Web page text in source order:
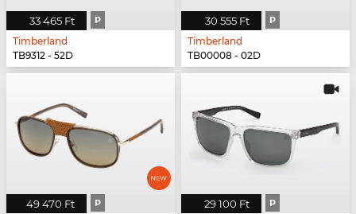
33 465 Ft P
Timberland
TB9312 - 52D
30 555 Ft P
Timberland
TB00008 - 02D
49 470 Ft P 29 100 Ft P